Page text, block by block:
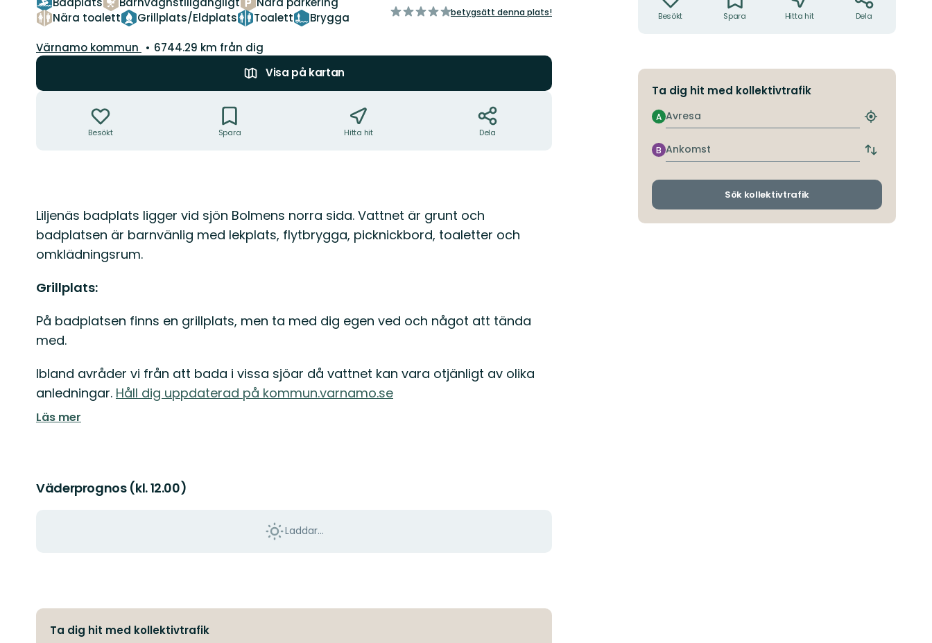
Nära toalett
Grillplats/Eldplats Toalett Brygga
av
betygsätt denna plats!
Guide:
Värnamo kommun
6744.29 km från dig
Visa på kartan
Besökt Spara Hitta hit Dela
Beskrivning
Liljenäs badplats ligger vid sjön Bolmens norra sida. Vattnet är grunt och
badplatsen är barnvänlig med lekplats, flytbrygga, picknickbord, toaletter och
omklädningsrum.
Grillplats:
På badplatsen finns en grillplats, men ta med dig egen ved och något att tända
med.
Ibland avråder vi från att bada i vissa sjöar då vattnet kan vara otjänligt av olika
anledningar. Håll dig uppdaterad på kommun.varnamo.se
Läs mer
Väderprognos (kl. 12.00)
Laddar...
Ta dig hit med kollektivtrafik
Besökt Spara Hitta hit Dela
Ta dig hit med kollektivtrafik
Avresa
A
Hitta
hållplats
Ankomst
B
Byt
och
Sök kollektivtrafik